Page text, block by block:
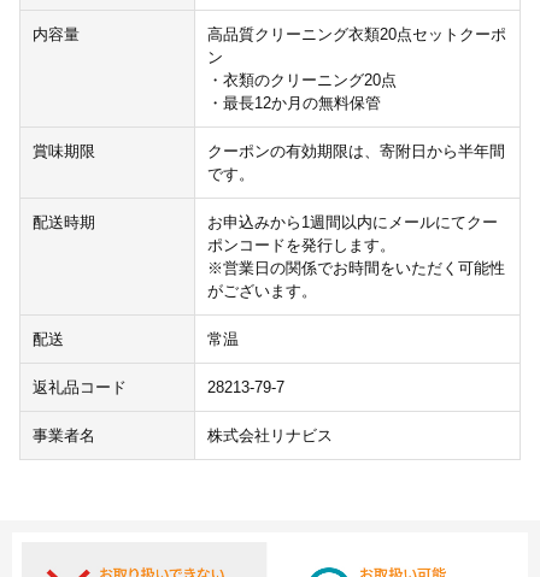
内容量
高品質クリーニング衣類20点セットクーポ
ン
・衣類のクリーニング20点
・最長12か月の無料保管
賞味期限
クーポンの有効期限は、寄附日から半年間
です。
配送時期
お申込みから1週間以内にメールにてクー
ポンコードを発行します。
※営業日の関係でお時間をいただく可能性
がございます。
配送 常温
返礼品コード 28213-79-7
事業者名 株式会社リナビス